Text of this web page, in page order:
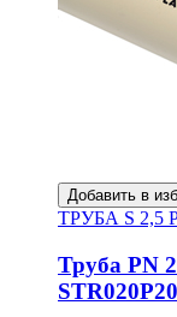
Добавить в
ТРУБА S 2,5
Труба PN